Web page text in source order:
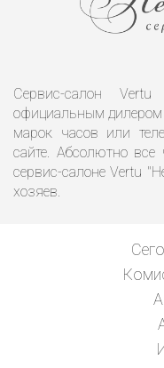
Сервис-салон
официальным
марок часов или
сайте. Абсолютно
сервис-салоне Vertu
хозяев.